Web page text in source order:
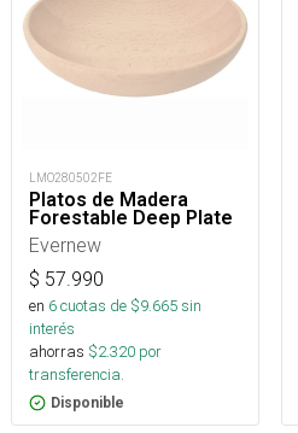
LMO280502FE
Platos de Madera
Forestable Deep Plate
Evernew
$ 57.990
en 6cuotas de $9.665sin
interés
ahorras $2.320 por
transferencia.
Disponible